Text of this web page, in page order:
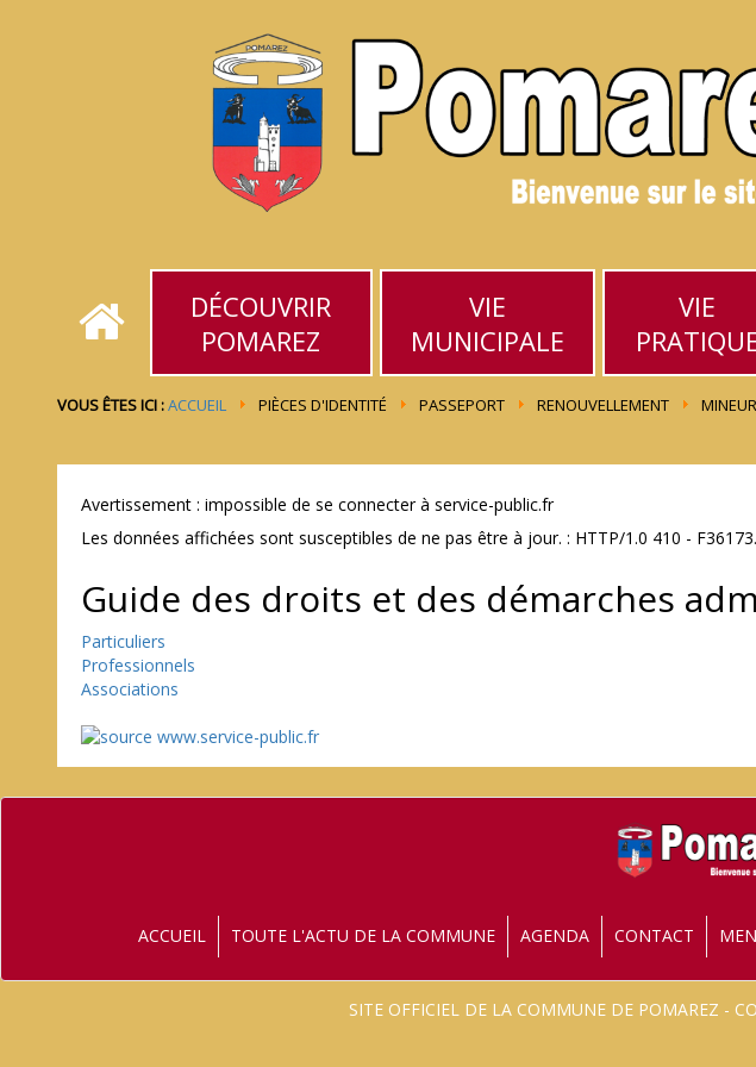
DÉCOUVRIR
POMAREZ
VIE
MUNICIPALE
VIE
VOUS ÊTES ICI :ACCUEIL PIÈCES D'IDENTITÉ PASSEPORT RENOUVELLEMENT MINEUR
Avertissement : impossible de se connecter à service-public.fr
Les données affichées sont susceptibles de ne pas être à jour. : HTTP/1.0 410 -
Guide des droits et des démarches
Particuliers
Professionnels
Associations
ACCUEIL TOUTE L'ACTU DE LA COMMUNE AGENDA CONTACT
SITE OFFICIEL DE LA COMMUNE DE POMAREZ -